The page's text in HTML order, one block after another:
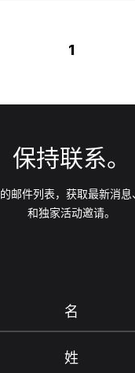
1
保持联系。
邮件列表，获取最新消息
和独家活动邀请。
名
姓